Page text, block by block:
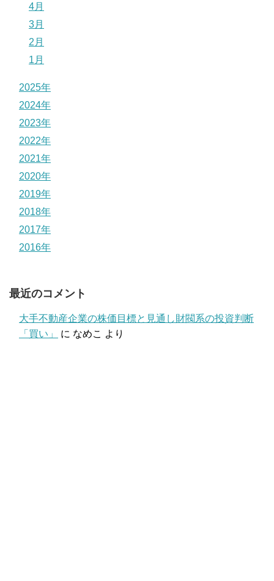
4月
3月
2月
1月
2025年
2024年
2023年
2022年
2021年
2020年
2019年
2018年
2017年
2016年
最近のコメント
大手不動産企業の株価目標と見通し財閥系の投資判断
「買い」
に なめこ より